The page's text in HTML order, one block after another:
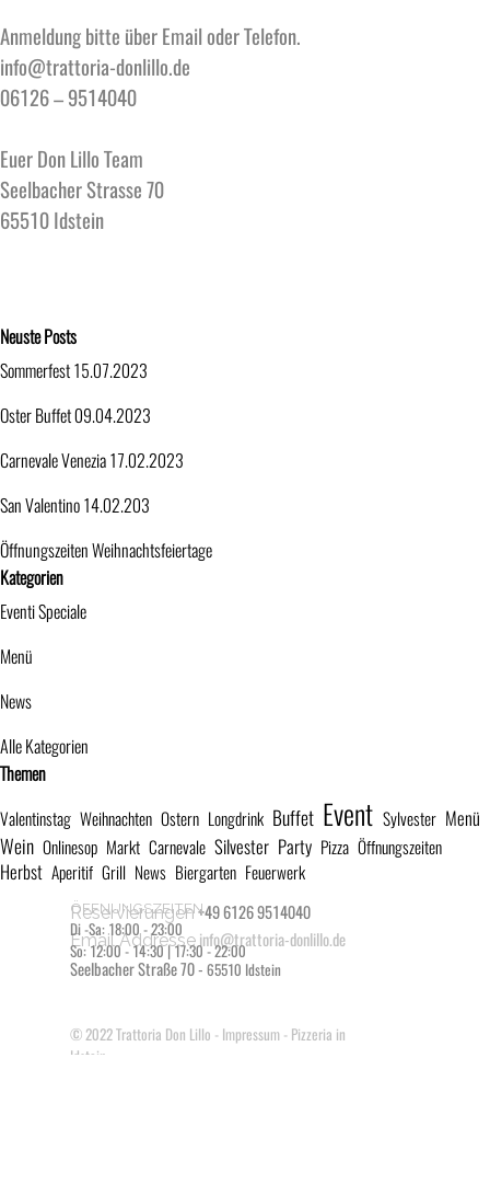
Anmeldung bitte über Email oder Telefon.
info@trattoria-donlillo.de
06126 – 9514040
Euer Don Lillo Team
Seelbacher Strasse 70
65510 Idstein
Block überspringen Neuste Posts
Neuste Posts
Sommerfest 15.07.2023
Oster Buffet 09.04.2023
Carnevale Venezia 17.02.2023
San Valentino 14.02.203
Öffnungszeiten Weihnachtsfeiertage
Block überspringen Kategorien
Kategorien
Eventi Speciale
Menü
News
Alle Kategorien
Block überspringen Themen
Themen
Valentinstag Weihnachten Ostern Longdrink Buffet Event Sylvester Menü
Wein Onlinesop Markt Carnevale Silvester Party Pizza Öffnungszeiten
Herbst Aperitif Grill News Biergarten Feuerwerk
© 2022Trattoria Don Lillo - Impressum - Pizzeria in
Idstein
Reservierungen+49 6126 9514040
Email Addresseinfo@trattoria-donlillo.de
ÖFFNUNGSZEITEN
Di -Sa: 18:00 - 23:00
So: 12:00 - 14:30 | 17:30 - 22:00
Seelbacher Straße 70 - 65510 Idstein